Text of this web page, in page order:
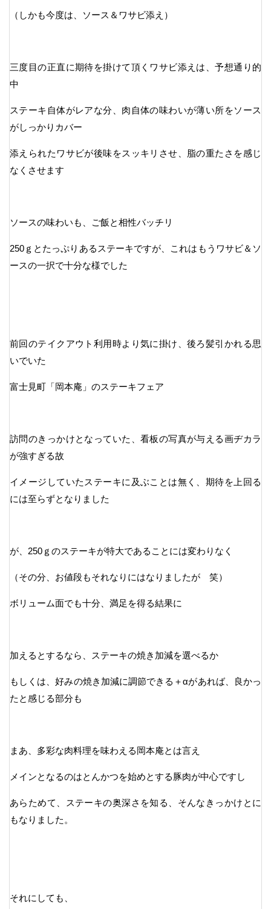
（しかも今度は、ソース＆ワサビ添え）
三度目の正直に期待を掛けて頂くワサビ添えは、予想通り的
中
ステーキ自体がレアな分、肉自体の味わいが薄い所をソース
がしっかりカバー
添えられたワサビが後味をスッキリさせ、脂の重たさを感じ
なくさせます
ソースの味わいも、ご飯と相性バッチリ
250ｇとたっぷりあるステーキですが、これはもうワサビ＆ソ
ースの一択で十分な様でした
前回のテイクアウト利用時より気に掛け、後ろ髪引かれる思
いでいた
富士見町「岡本庵」のステーキフェア
訪問のきっかけとなっていた、看板の写真が与える画ヂカラ
が強すぎる故
イメージしていたステーキに及ぶことは無く、期待を上回る
には至らずとなりました
が、250ｇのステーキが特大であることには変わりなく
（その分、お値段もそれなりにはなりましたが 笑）
ボリューム面でも十分、満足を得る結果に
加えるとするなら、ステーキの焼き加減を選べるか
もしくは、好みの焼き加減に調節できる＋αがあれば、良かっ
たと感じる部分も
まあ、多彩な肉料理を味わえる岡本庵とは言え
メインとなるのはとんかつを始めとする豚肉が中心ですし
あらためて、ステーキの奥深さを知る、そんなきっかけとに
もなりました。
それにしても、